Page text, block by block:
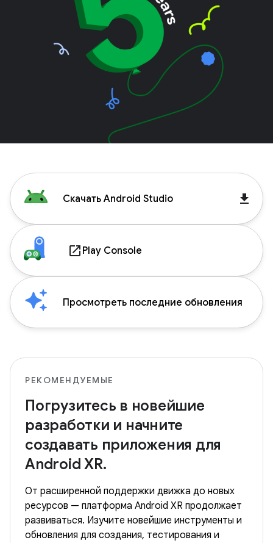
Скачать Android Studio get_app
launch Play Console
Просмотреть последние обновления
РЕКОМЕНДУЕМЫЕ
Погрузитесь в новейшие
разработки и начните
создавать приложения для
Android XR.
От расширенной поддержки движка до новых
ресурсов — платформа Android XR продолжает
развиваться. Изучите новейшие инструменты и
обновления для создания, тестирования и